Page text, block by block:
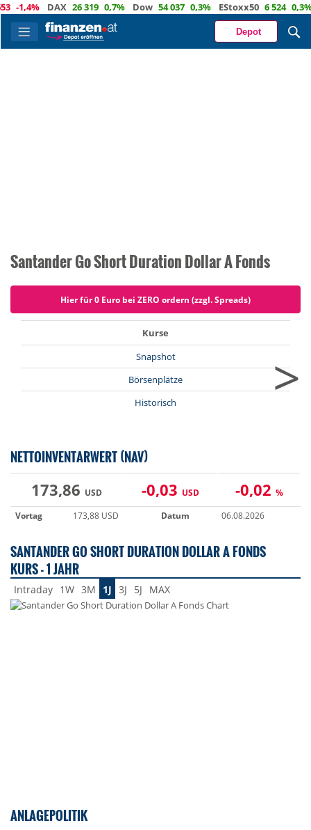
DAX 26 319 0,7% Dow 54 037 0,3% EStoxx50 6 524 0,3%
Depot
Santander Go Short Duration Dollar A Fonds
Hier für 0 Euro bei ZERO ordern (zzgl. Spreads)
Kurse
Snapshot
Börsenplätze
Historisch
>
NETTOINVENTARWERT (NAV)
173,86 USD -0,03 USD -0,02 %
Vortag
173,88 USD Datum 06.08.2026
SANTANDER GO SHORT DURATION DOLLAR A FONDS
KURS - 1 JAHR
Intraday 1W 3M 1J 3J 5J MAX
ANLAGEPOLITIK